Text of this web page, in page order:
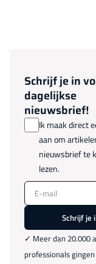
Schrijf je in
dagelijkse
nieuwsbrief!
Ik maak direct
aan om
nieuwsbrief te
lezen.
E-mail
Schrijf je
✓ Meer dan 20.000
professionals